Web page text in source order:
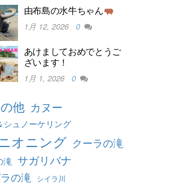
由布島の水牛ちゃん
1月 12, 2026 0
あけましておめでとうご
ざいます！
1月 1, 2026 0
他 カヌー
シュノーケリング
オニング クーラの滝
滝 サガリバナ
の滝
シイラ川